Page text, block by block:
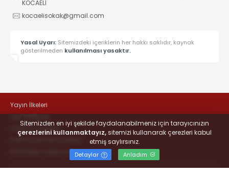
KOCAELİ
kocaelisokak@gmail.com
Yasal Uyarı: Sitemizdeki içeriklerin her hakkı saklıdır, kaynak
gösterilmeden kullanılması yasaktır.
Yayın İlkeleri
Veri Politikası
Kullanım Şartları
KVKK Bilgi Talep Formu
Sitemizden en iyi şekilde faydalanabilmeniz için tarayıcınızın
çerezlerini kullanmaktayız,sitemizi kullanarak çerezleri kabul
etmiş saylırsınız.
Detaylar Anladım